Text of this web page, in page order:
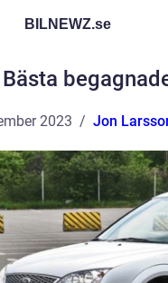
BILNEWZ.se
Bästa
2023 Jon